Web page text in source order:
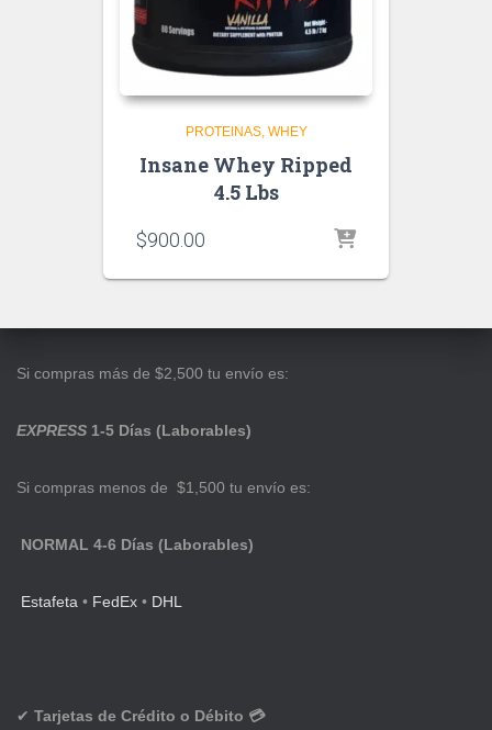
PROTEINAS WHEY
Insane Whey Ripped
4.5 Lbs
$900.00
Si compras más de $2,500 tu envío es:
EXPRESS 1-5 Días (Laborables)
Si compras menos de $1,500 tu envío es:
NORMAL 4-6 Días (Laborables)
Estafeta • FedEx • DHL
✔ Tarjetas de Crédito o Débito 💳